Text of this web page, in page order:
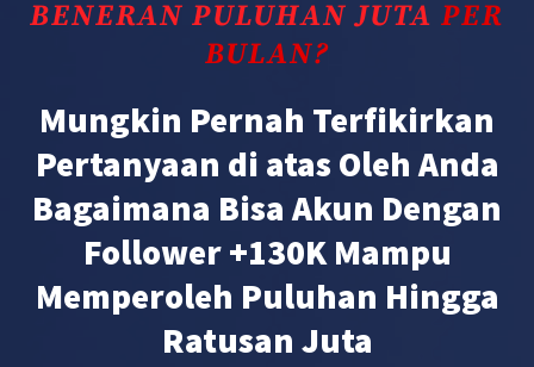
BENERAN PULUHAN JUTA PER
BULAN?
Mungkin Pernah Terfikirkan
Pertanyaan di atas Oleh Anda
Bagaimana Bisa Akun Dengan
Follower +130K Mampu
Memperoleh Puluhan Hingga
Ratusan Juta